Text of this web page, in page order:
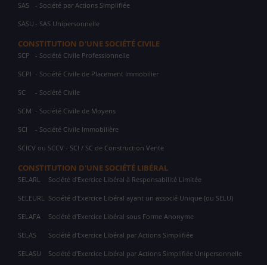
SAS - Société par Actions Simplifiée
SASU - SAS Unipersonnelle
CONSTITUTION D'UNE SOCIÉTÉ CIVILE
SCP - Société Civile Professionnelle
SCPI - Société Civile de Placement Immobilier
SC - Société Civile
SCM - Société Civile de Moyens
SCI - Société Civile Immobilière
SCICV ou SCCV - SCI / SC de Construction Vente
CONSTITUTION D'UNE SOCIÉTÉ LIBÉRAL
SELARL Société d'Exercice Libéral à Responsabilité Limitée
SELEURL Société d'Exercice Libéral ayant un associé Unique (ou SELU)
SELAFA Société d'Exercice Libéral sous Forme Anonyme
SELAS Société d'Exercice Libéral par Actions Simplifiée
SELASU Société d'Exercice Libéral par Actions Simplifiée Unipersonnelle